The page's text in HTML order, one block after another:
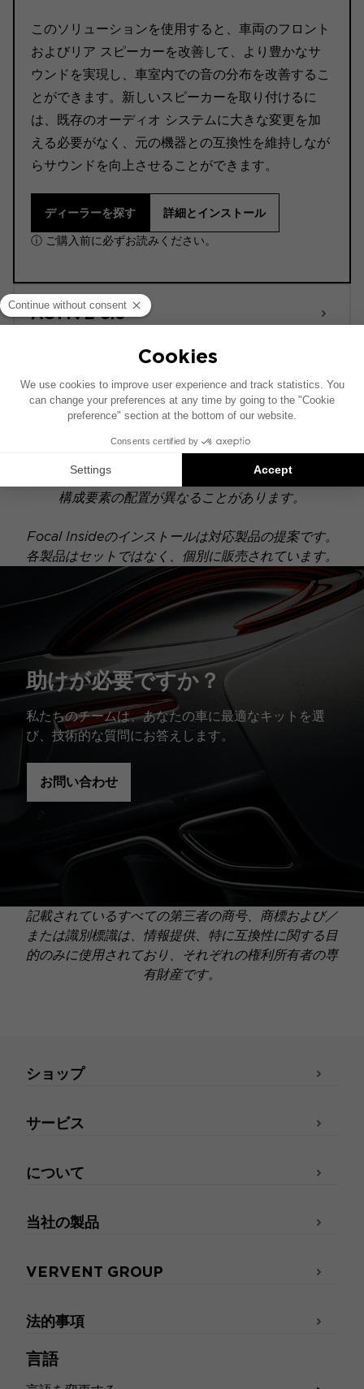
このソリューションを使用すると、車両のフロント
およびリア スピーカーを改善して、より豊かなサ
ウンドを実現し、車室内での音の分布を改善するこ
とができます。新しいスピーカーを取り付けるに
は、既存のオーディオ システムに大きな変更を加
える必要がなく、元の機器との互換性を維持しなが
らサウンドを向上させることができます。
ディーラーを探す 詳細とインストール
ⓘ ご購入前に必ずお読みください。
ACTIVE 6.0
このインストール図は、純正オーディオシステムを搭
イオプションが装備されている場合、本図に示された
構成要素の配置が異なることがあります。
Focal Insideのインストールは対応製品の提案です。
各製品はセットではなく、個別に販売されています。
助けが必要ですか？
私たちのチームは、あなたの車に最適なキットを選
び、技術的な質問にお答えします。
お問い合わせ
記載されているすべての第三者の商号、商標および／
または識別標識は、情報提供、特に互換性に関する目
的のみに使用されており、それぞれの権利所有者の専
有財産です。
言語
ショップ
サービス
について
当社の製品
VERVENT GROUP
法的事項